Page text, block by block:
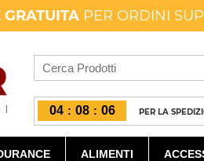
PER ORDINI
04 : 08 : 05 PER LA
ALIMENTI